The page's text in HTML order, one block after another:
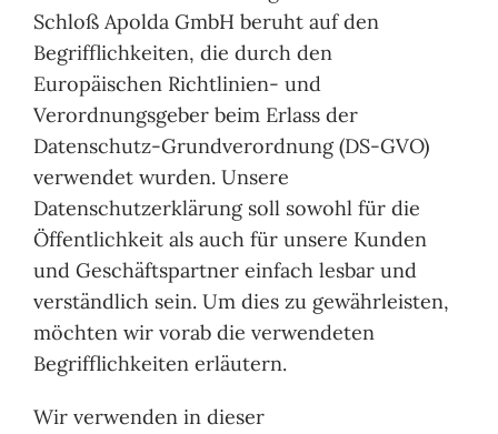
Schloß Apolda GmbH beruht auf den
Begrifflichkeiten, die durch den
Europäischen Richtlinien- und
Verordnungsgeber beim Erlass der
Datenschutz-Grundverordnung (DS-GVO)
verwendet wurden. Unsere
Datenschutzerklärung soll sowohl für die
Öffentlichkeit als auch für unsere Kunden
und Geschäftspartner einfach lesbar und
verständlich sein. Um dies zu gewährleisten,
möchten wir vorab die verwendeten
Begrifflichkeiten erläutern.
Wir verwenden in dieser